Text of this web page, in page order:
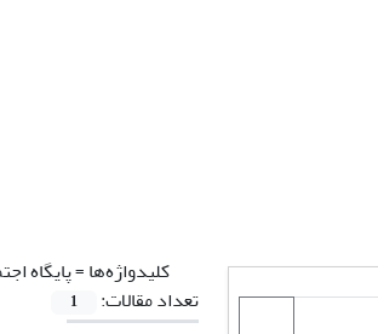
کلیدواژه‌ها =پایگاه
تعداد مقالات:
1